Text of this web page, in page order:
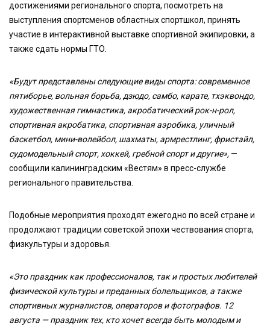
достижениями регионального спорта, посмотреть на
выступления спортсменов областных спортшкол, принять
участие в интерактивной выставке спортивной экипировки, а
также сдать нормы ГТО.
«Будут представлены следующие виды спорта: современное
пятиборье, вольная борьба, дзюдо, самбо, карате, тхэквондо,
художественная гимнастика, акробатический рок-н-рол,
спортивная акробатика, спортивная аэробика, уличный
баскетбол, мини-волейбол, шахматы, армрестлинг, фристайл,
судомодельный спорт, хоккей, гребной спорт и другие», —
сообщили калининградским «Вестям» в пресс-службе
регионального правительства.
Подобные мероприятия проходят ежегодно по всей стране и
продолжают традиции советской эпохи чествования спорта,
физкультуры и здоровья.
«Это праздник как профессионалов, так и простых любителей
физической культуры и преданных болельщиков, а также
спортивных журналистов, операторов и фотографов. 12
августа — праздник тех, кто хочет всегда быть молодым и